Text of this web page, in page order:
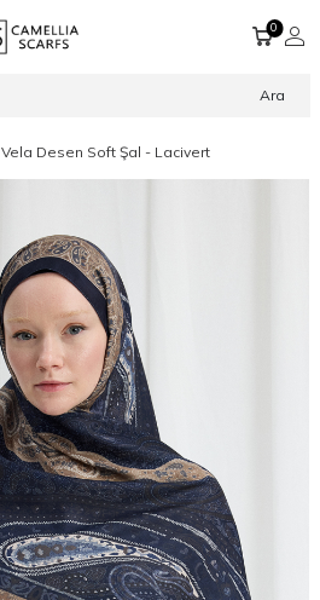
Ara
0
Vela Desen Soft Şal - Lacivert